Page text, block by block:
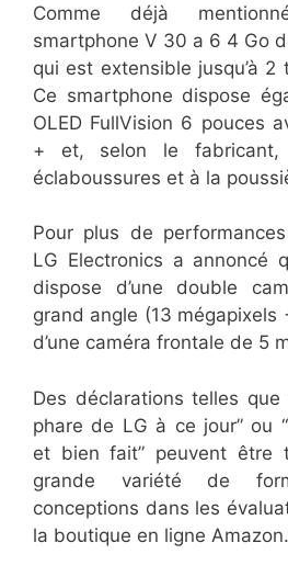
Comme déjà
smartphone V 30 a 6 4 Go
qui est extensible jusqu’à 2
Ce smartphone dispose
OLED FullVision 6 pouces
+ et, selon le fabricant,
éclaboussures et à la
Pour plus de
LG Electronics a annoncé
dispose d’une double
grand angle (13 mégapixels
d’une caméra frontale de 5
Des déclarations telles que
phare de LG à ce jour” ou
et bien fait” peuvent être
grande variété de
conceptions dans les
la boutique en ligne Amazon.